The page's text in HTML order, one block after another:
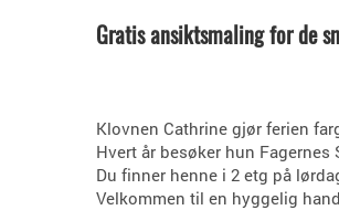
Gratis ansiktsmaling for de
Klovnen Cathrine gjør ferien
Hvert år besøker hun
Du finner henne i 2 etg på
Velkommen til en hyggelig